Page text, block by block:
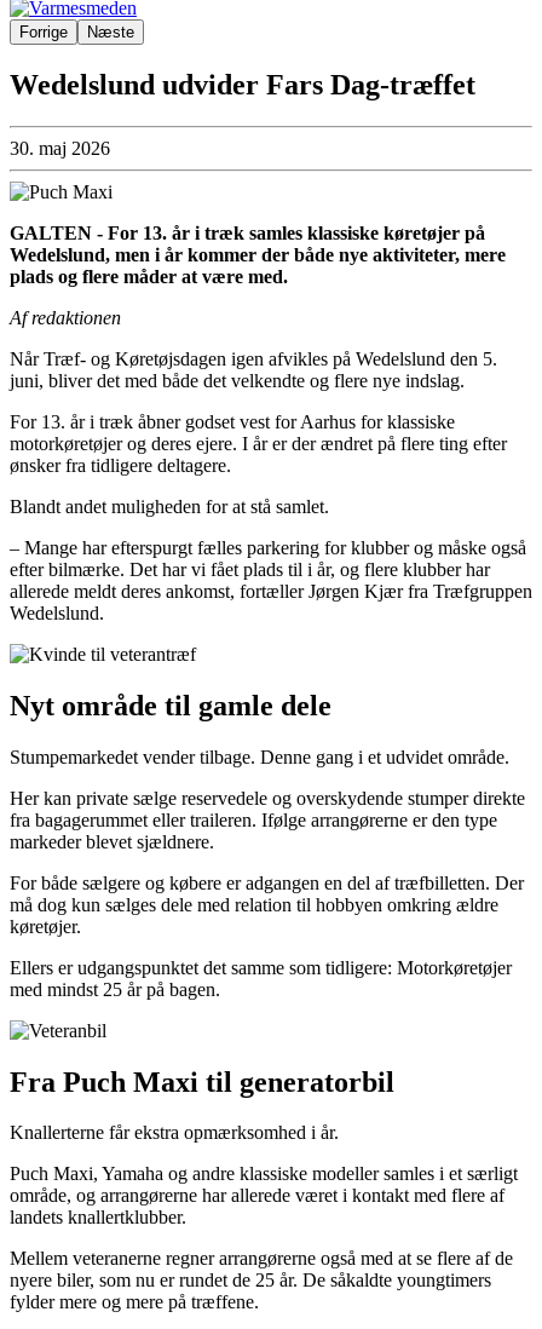
Forrige Næste
Wedelslund udvider Fars Dag-træffet
30. maj 2026
GALTEN - For 13. år i træk samles klassiske køretøjer på
Wedelslund, men i år kommer der både nye aktiviteter, mere
plads og flere måder at være med.
Af redaktionen
Når Træf- og Køretøjsdagen igen afvikles på Wedelslund den 5.
juni, bliver det med både det velkendte og flere nye indslag.
For 13. år i træk åbner godset vest for Aarhus for klassiske
motorkøretøjer og deres ejere. I år er der ændret på flere ting efter
ønsker fra tidligere deltagere.
Blandt andet muligheden for at stå samlet.
– Mange har efterspurgt fælles parkering for klubber og måske også
efter bilmærke. Det har vi fået plads til i år, og flere klubber har
allerede meldt deres ankomst, fortæller Jørgen Kjær fra Træfgruppen
Wedelslund.
Nyt område til gamle dele
Stumpemarkedet vender tilbage. Denne gang i et udvidet område.
Her kan private sælge reservedele og overskydende stumper direkte
fra bagagerummet eller traileren. Ifølge arrangørerne er den type
markeder blevet sjældnere.
For både sælgere og købere er adgangen en del af træfbilletten. Der
må dog kun sælges dele med relation til hobbyen omkring ældre
køretøjer.
Ellers er udgangspunktet det samme som tidligere: Motorkøretøjer
med mindst 25 år på bagen.
Fra Puch Maxi til generatorbil
Knallerterne får ekstra opmærksomhed i år.
Puch Maxi, Yamaha og andre klassiske modeller samles i et særligt
område, og arrangørerne har allerede været i kontakt med flere af
landets knallertklubber.
Mellem veteranerne regner arrangørerne også med at se flere af de
nyere biler, som nu er rundet de 25 år. De såkaldte youngtimers
fylder mere og mere på træffene.